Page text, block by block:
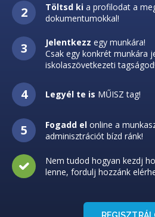
Töltsd ki a profilodat a
dokumentumokkal!
Jelentkezz egy munkára!
Csak egy konkrét munkára
iskolaszövetkezeti tagságod!
Legyél te is MŰISZ tag!
Fogadd el online a
adminisztrációt bízd ránk!
Nem tudod hogyan kezdj
lenne, fordulj hozzánk